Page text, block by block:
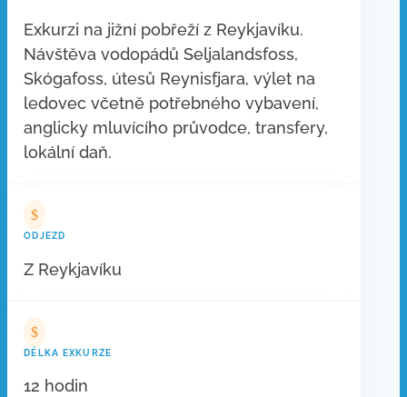
Exkurzi na jižní pobřeží z Reykjavíku.
Návštěva vodopádů Seljalandsfoss,
Skógafoss, útesů Reynisfjara, výlet na
ledovec včetně potřebného vybavení,
anglicky mluvícího průvodce, transfery,
lokální daň.
$
ODJEZD
Z Reykjavíku
$
DÉLKA EXKURZE
12 hodin